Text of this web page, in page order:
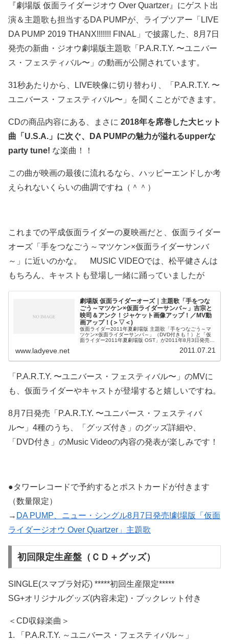
『劇場版 仮面ライダージオウ Over Quartzer』にゲスト出
演＆主題歌も担当するDA PUMPが、ライブツアー「LIVE
DA PUMP 2019 THANX!!!!!!! FINAL」で披露した、8月7日
発売の新曲・ジオウ劇場版主題歌「P.A.R.T.Y. 〜ユニバー
ス・フェスティバル〜」の動画が公開されています。
31秒あたりから、LIVE映像に切り替わり、「P.A.R.T.Y. 〜
ユニバース・フェスティバル〜」を聞くことができます。
CDの商品内容にある、まさに 2018年を席巻した大ヒット
曲「U.S.A.」に次ぐ、DA PUMPの魅力が溢れるupperな
party tune! な楽曲！！
この曲が映画の最後に流れるなら、ハッピーエンドしか考
えられないくらいの曲調ですね（＾＾）
これまでの平成仮面ライダーの夏映画だと、仮面ライダー
オーズ「手をつなごう～マツケン×仮面ライダーサンバ
～」に近いのかな。 MUSIC VIDEOでは、松平健さんは
もちろん、キャストも登場し一緒に踊っていましたが
劇場版 仮面ライダーオーズ｜主題歌「手をつな
ごう～マツケン×仮面ライダーサンバ～」吉宗と
映司＆アンク！ジャケット画像アップ！／MV動
画アップ！(＞▽＜)
仮面ライダー2011年夏劇場版 主題歌「手をつなごう～マ
ツケン×仮面ライダーサンバ～」（DVD付きも！）と「仮
面ライダー2011年夏劇場版 OST」が2011年8月3日発売！
www.ladyeve.net 2011.07.21
「P.A.R.T.Y. 〜ユニバース・フェスティバル〜」のMVに
も、仮面ライダーやキャストが登場すると嬉しいですね。
8月7日発売「P.A.R.T.Y. 〜ユニバース・フェスティバ
ル〜」4種のうち、「グッズ付き」のグッズ詳細や、
「DVD付き」のMusic Videoの内容の発表が楽しみです！
●タワーレコードで予約するとポストカードが付きます
（数量限定）
→ DA PUMP、ニュー・シングル8月7日発売!劇場版「仮面
ライダージオウ Over Quartzer」主題歌
初回限定生産盤（ＣＤ＋グッズ）
SINGLE(スマプラ対応) *****初回生産限定*****
SG+オリジナルグッズ(内容未定)・ブックレット付き
＜CD収録楽曲＞
1. 「P.A.R.T.Y. ～ユニバース・フェスティバル～」